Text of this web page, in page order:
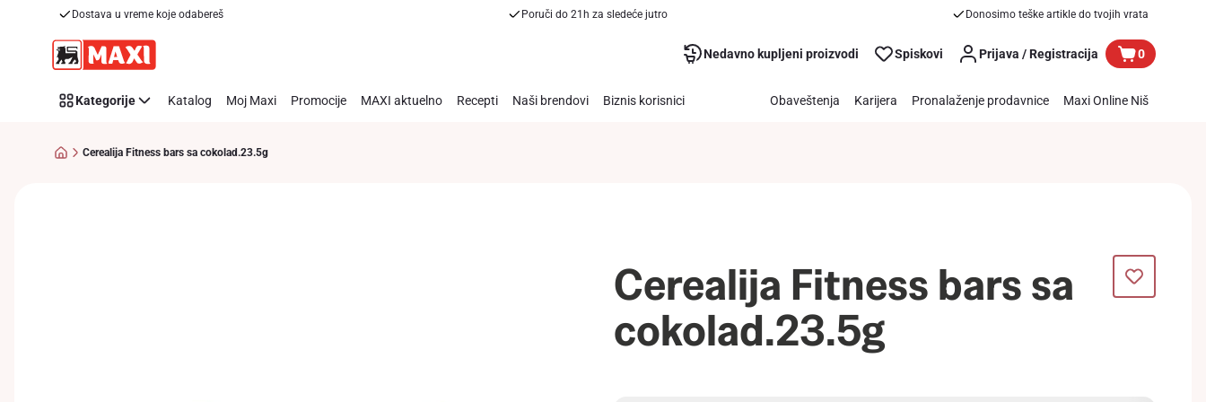
Dostava u vreme koje odabereš Poruči do 21h za sledeće jutro Donosimo teške artikle do tvojih vrata
Nedavno kupljeni proizvodi Spiskovi Prijava / Registracija 0
Kategorije Katalog Moj Maxi Promocije MAXI aktuelno Recepti Naši brendovi Biznis korisnici Obaveštenja Karijera Pronalaženje prodavnice Maxi Online Niš
Cerealija Fitness bars sa cokolad.23.5g
Cerealija Fitness bars sa
cokolad.23.5g